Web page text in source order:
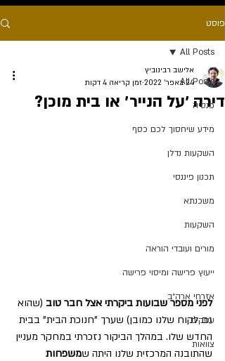
פוסט
All Posts
פנסיה
מידע שיחסוך לכם כסף
השקעות נדלן
תכנון פיננסי
משכנתא
השקעות
מורים ועובדי הוראה
ייעוץ פרישה ומיסוי פרישה
אזרחי ארה״ב
עסקים
צוואות
All Posts
דירה ׳על הנייר׳ או בית מוכן?
אלישב רבינוביץ
24 באפר׳ 2022
זמן קריאה 4 דקות
לפני מספר שבועות ביקרתי אצל חבר טוב (שהוא
גם לקוח שלנו כמובן) שערך "חנוכת הבית" בבית
החדש שלו. במהלך הביקור נזכרתי במחקר מעניין
שהתובנה המרכזית שלנו היתה שמשפחות